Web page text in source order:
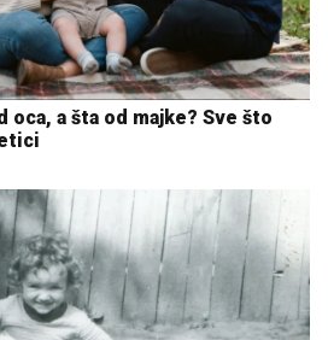
oca, a šta od majke? Sve što